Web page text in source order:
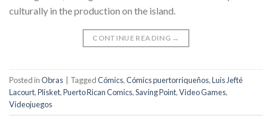
culturally in the production on the island.
CONTINUE READING →
Posted inObras | TaggedCómics,Cómics puertorriqueños,Luis Jefté
Lacourt,Plisket,Puerto Rican Comics,Saving Point,Video Games,
Videojuegos